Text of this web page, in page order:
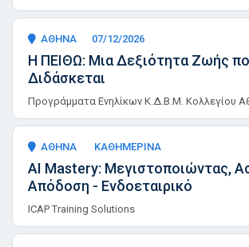
ΑΘΗΝΑ 07/12/2026
Η ΠΕΙΘΩ: Μια Δεξιότητα Ζωής
Διδάσκεται
Προγράμματα Ενηλίκων Κ.Δ.Β.Μ. Κολλεγίου
ΑΘΗΝΑ ΚΑΘΗΜΕΡΙΝΑ
AI Mastery: Μεγιστοποιώντας,
Απόδοση - Ενδοεταιρικό
ICAP Training Solutions